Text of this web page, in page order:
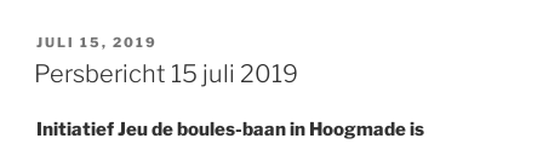
GEPLAATST
OP
JULI 15, 2019
Persbericht 15 juli 2019
Initiatief Jeu de boules-baan in Hoogmade is